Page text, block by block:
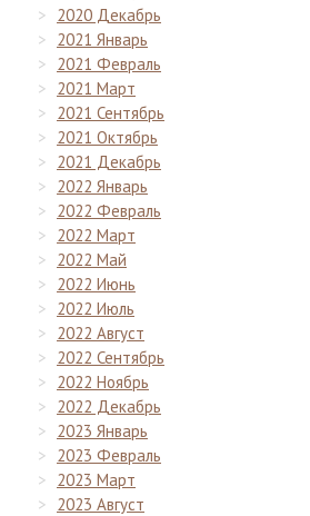
2020 Декабрь
2021 Январь
2021 Февраль
2021 Март
2021 Сентябрь
2021 Октябрь
2021 Декабрь
2022 Январь
2022 Февраль
2022 Март
2022 Май
2022 Июнь
2022 Июль
2022 Август
2022 Сентябрь
2022 Ноябрь
2022 Декабрь
2023 Январь
2023 Февраль
2023 Март
2023 Август